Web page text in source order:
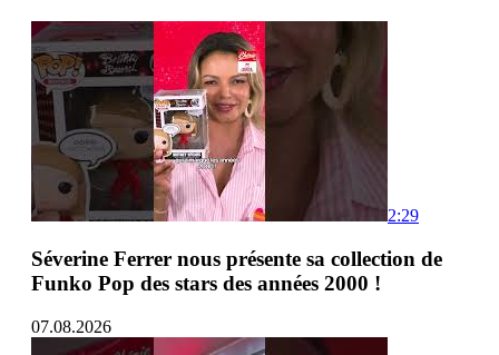
2:29
Séverine Ferrer nous présente sa collection de
Funko Pop des stars des années 2000 !
07.08.2026